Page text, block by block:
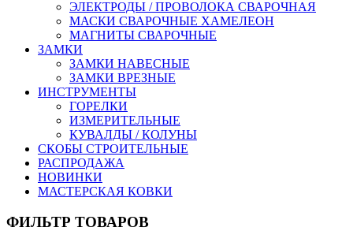
ЭЛЕКТРОДЫ / ПРОВОЛОКА СВАРОЧНАЯ
МАСКИ СВАРОЧНЫЕ ХАМЕЛЕОН
МАГНИТЫ СВАРОЧНЫЕ
ЗАМКИ
ЗАМКИ НАВЕСНЫЕ
ЗАМКИ ВРЕЗНЫЕ
ИНСТРУМЕНТЫ
ГОРЕЛКИ
ИЗМЕРИТЕЛЬНЫЕ
КУВАЛДЫ / КОЛУНЫ
СКОБЫ СТРОИТЕЛЬНЫЕ
РАСПРОДАЖА
НОВИНКИ
МАСТЕРСКАЯ КОВКИ
ФИЛЬТР ТОВАРОВ